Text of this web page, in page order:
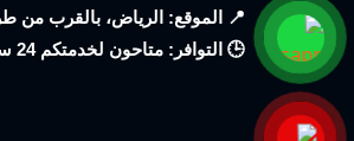
📍 الموقع: الرياض، بالقرب من
🕒 التوافر: متاحون لخدمتكم 24 ساعة / 7 أيام